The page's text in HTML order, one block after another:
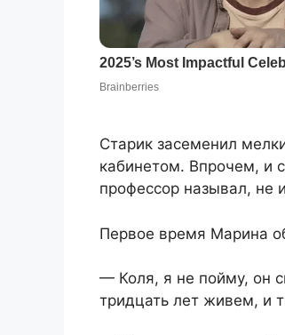
Старик засеменил
кабинетом. Впрочем, и
профессор называл, не
Первое время Марина
— Коля, я не пойму, он
тридцать лет живем, и